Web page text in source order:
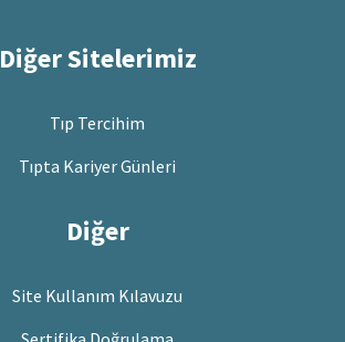
Diğer Sitelerimiz
Tıp Tercihim
Tıpta Kariyer Günleri
Diğer
Site Kullanım Kılavuzu